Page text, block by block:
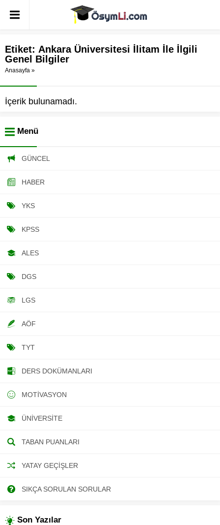
Etiket: Ankara Üniversitesi İlitam İle İlgili
Genel Bilgiler
Anasayfa »
İçerik bulunamadı.
Menü
GÜNCEL
HABER
YKS
KPSS
ALES
DGS
LGS
AÖF
TYT
DERS DOKÜMANLARI
MOTIVASYON
ÜNIVERSITE
TABAN PUANLARI
YATAY GEÇIŞLER
SIKÇA SORULAN SORULAR
Son Yazılar